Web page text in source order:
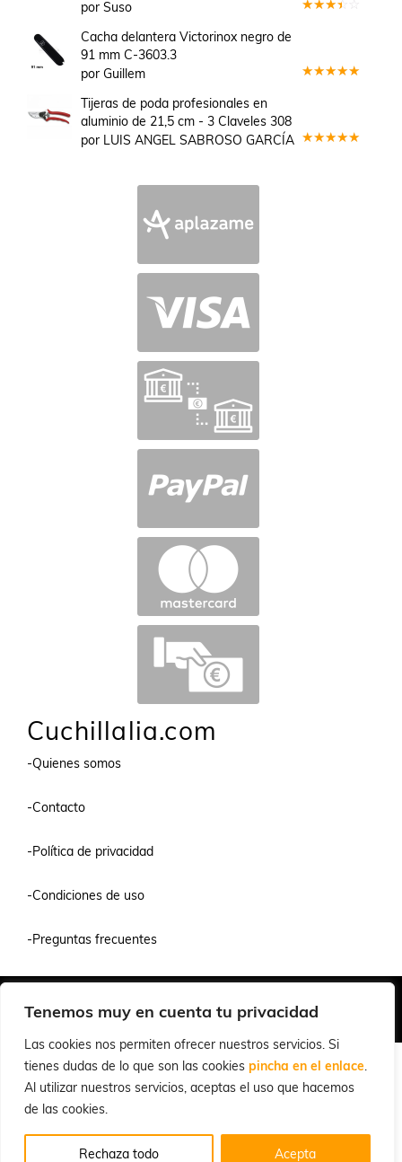
Tenemos muy en cuenta tu privacidad
Las cookies nos permiten ofrecer nuestros servicios. Si
tienes dudas de lo que son las cookies pincha en el enlace.
Al utilizar nuestros servicios, aceptas el uso que hacemos
de las cookies.
Rechaza todo Acepta
por Suso
Cacha delantera Victorinox negro de
91 mm C-3603.3
por Guillem
Tijeras de poda profesionales en
aluminio de 21,5 cm - 3 Claveles 308
por LUIS ANGEL SABROSO GARCÍA
Cuchillalia.com
-Quienes somos
-Contacto
-Política de privacidad
-Condiciones de uso
-Preguntas frecuentes
© 2026 Cuchillalia.com